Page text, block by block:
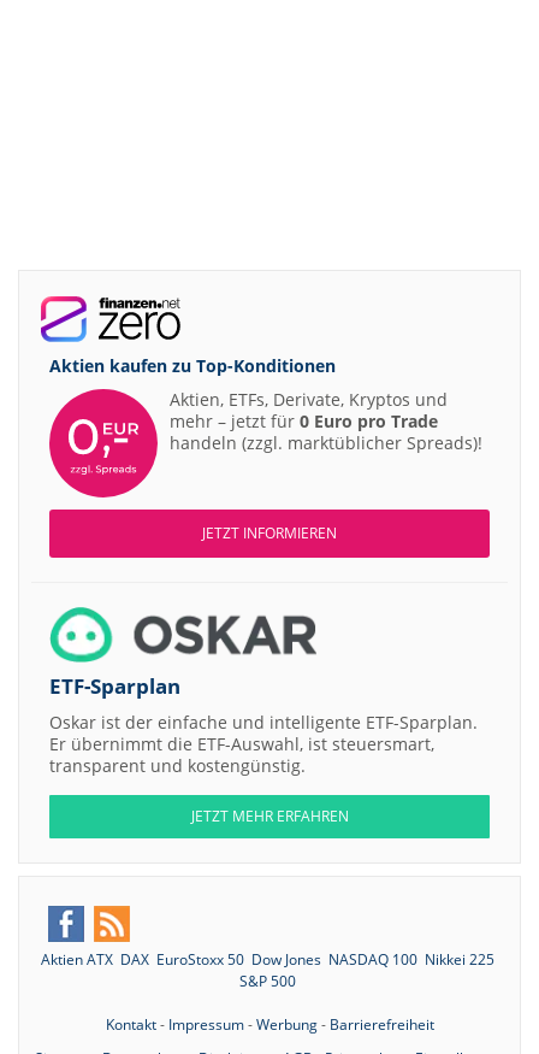
Aktien kaufen zu Top-Konditionen
Aktien, ETFs, Derivate, Kryptos und
mehr – jetzt für 0 Euro pro Trade
handeln (zzgl. marktüblicher Spreads)!
JETZT INFORMIEREN
ETF-Sparplan
Oskar ist der einfache und intelligente ETF-Sparplan.
Er übernimmt die ETF-Auswahl, ist steuersmart,
transparent und kostengünstig.
JETZT MEHR ERFAHREN
Aktien ATX DAX EuroStoxx 50 Dow Jones NASDAQ 100 Nikkei 225
S&P 500
Kontakt- Impressum-Werbung- Barrierefreiheit